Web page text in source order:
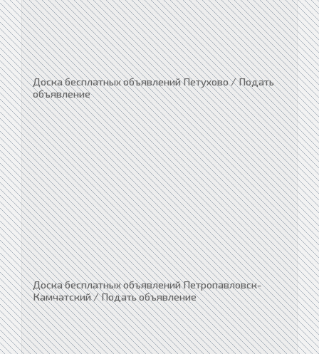
Доска бесплатных объявлений Петухово / Подать
объявление
Доска бесплатных объявлений Петропавловск-
Камчатский / Подать объявление